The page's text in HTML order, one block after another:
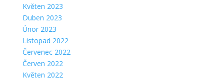
Květen 2023
Duben 2023
Únor 2023
Listopad 2022
Červenec 2022
Červen 2022
Květen 2022